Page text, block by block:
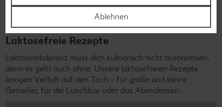
Laktosefreie Rezepte
Laktoseintoleranz muss dich kulinarisch nicht ausbremsen,
denn es geht auch ohne. Unsere laktosefreien Rezepte
bringen Vielfalt auf den Tisch – für große und kleine
Genießer, für die Lunchbox oder das Abendessen.
Ablehnen